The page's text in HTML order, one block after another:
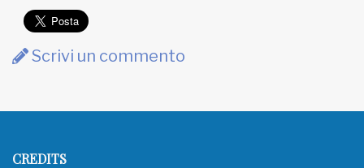
Imbonati, 89 20159 Milano (Italia)
Informativa sulla privacy
Scrivi un commento
CREDITS